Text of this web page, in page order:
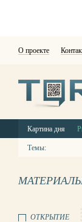
О проекте
Картина дня
Темы:
ОТКРЫТИЕ